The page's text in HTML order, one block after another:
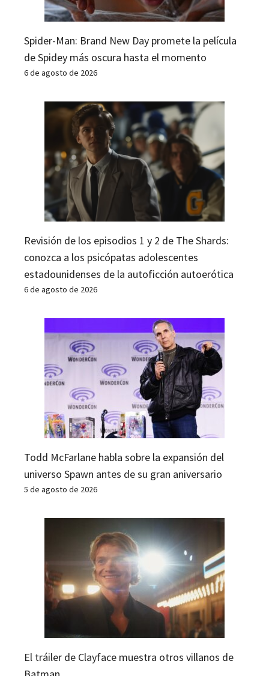
Spider-Man: Brand New Day promete la película
de Spidey más oscura hasta el momento
6 de agosto de 2026
Revisión de los episodios 1 y 2 de The Shards:
conozca a los psicópatas adolescentes
estadounidenses de la autoficción autoerótica
6 de agosto de 2026
Todd McFarlane habla sobre la expansión del
universo Spawn antes de su gran aniversario
5 de agosto de 2026
El tráiler de Clayface muestra otros villanos de